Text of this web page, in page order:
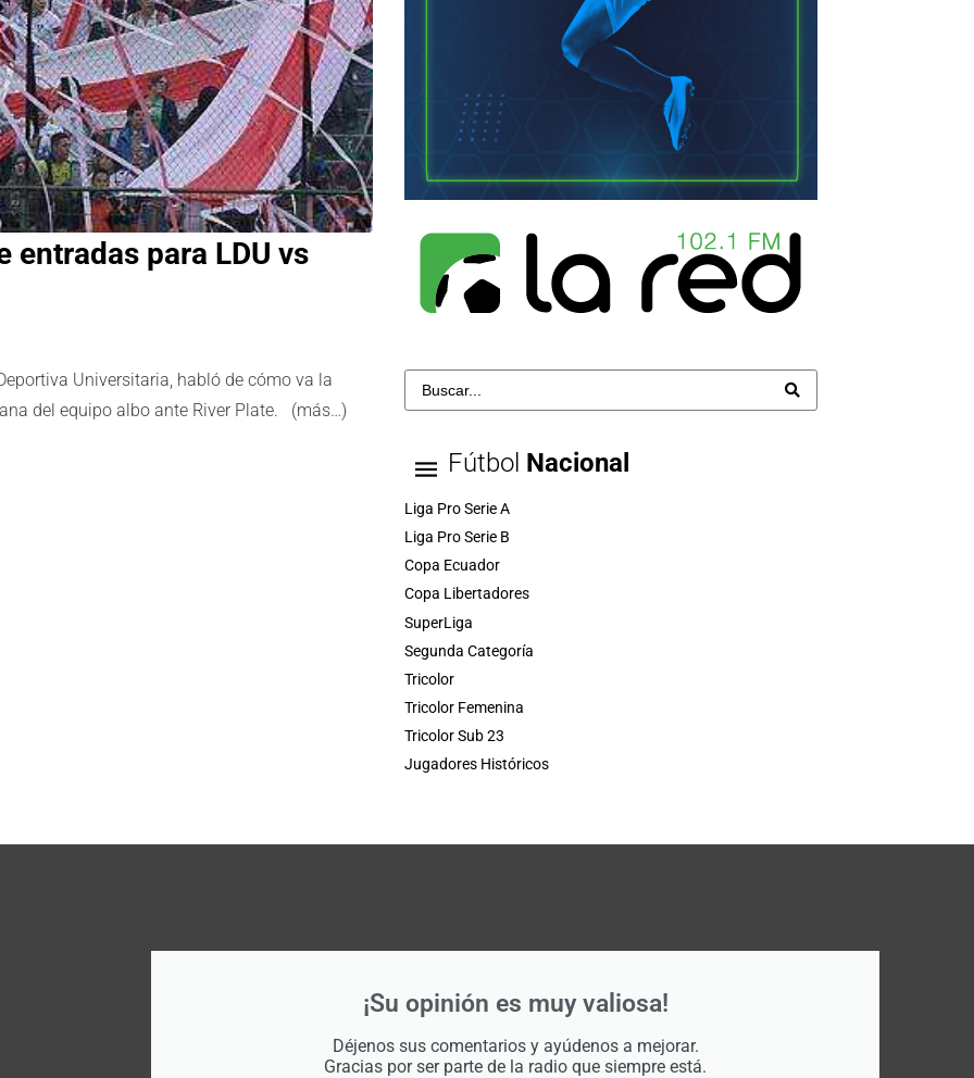
entradas para LDU vs
Universitaria, habló de cómo va la
del equipo albo ante River Plate. (más…)
Fútbol Nacional
Liga Pro Serie A
Liga Pro Serie B
Copa Ecuador
Copa Libertadores
SuperLiga
Segunda Categoría
Tricolor
Tricolor Femenina
Tricolor Sub 23
Jugadores Históricos
¡Su opinión es muy valiosa!
Déjenos sus comentarios y ayúdenos a mejorar.
Gracias por ser parte de la radio que siempre está.